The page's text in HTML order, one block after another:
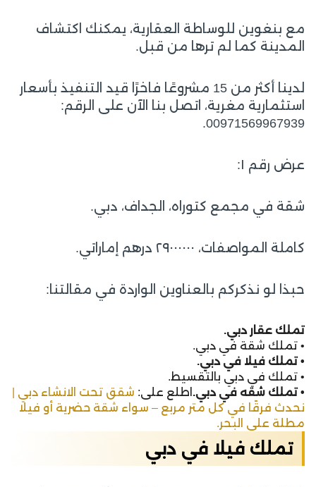
مع بنغوين للوساطة العقارية، يمكنك اكتشاف
المدينة كما لم ترها من قبل.
لدينا أكثر من 15 مشروعًا فاخرًا قيد التنفيذ بأسعار
استثمارية مغرية، اتصل بنا الآن على الرقم:
00971569967939.
عرض رقم ١:
شقة في مجمع كتوراه، الجداف، دبي.
كاملة المواصفات، ٢٩٠٠٠٠٠٠ درهم إماراتي.
حبذا لو نذكركم بالعناوين الواردة في مقالتنا:
تملك عقار دبي.
• تملك شقة في دبي.
• تملك فيلا في دبي.
• تملك في دبي بالتقسيط.
• تملك شقه في دبي. اطلع على: شقق تحت الانشاء دبي |
نحدث فرقًا في كل متر مربع – سواء شقة حضرية أو فيلا
مطلة على البحر.
تملك فيلا في دبي